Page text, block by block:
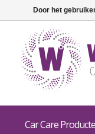
Car Care
Door het